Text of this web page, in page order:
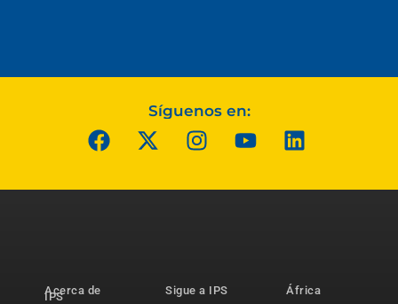
Síguenos en:
Acerca de
IPS
Sigue a IPS
África